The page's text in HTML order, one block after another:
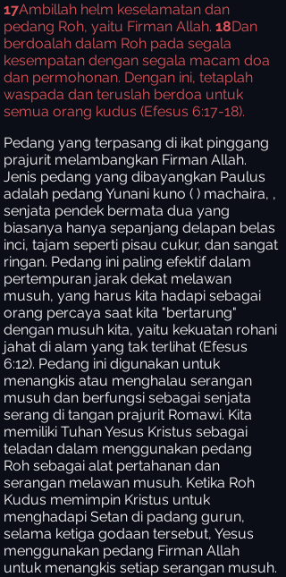
17Ambillah helm keselamatan dan
pedang Roh, yaitu Firman Allah. 18Dan
berdoalah dalam Roh pada segala
kesempatan dengan segala macam doa
dan permohonan. Dengan ini, tetaplah
waspada dan teruslah berdoa untuk
semua orang kudus (Efesus 6:17-18).
Pedang yang terpasang di ikat pinggang
prajurit melambangkan Firman Allah.
Jenis pedang yang dibayangkan Paulus
adalah pedang Yunani kuno ( ) machaira, ,
senjata pendek bermata dua yang
biasanya hanya sepanjang delapan belas
inci, tajam seperti pisau cukur, dan sangat
ringan. Pedang ini paling efektif dalam
pertempuran jarak dekat melawan
musuh, yang harus kita hadapi sebagai
orang percaya saat kita "bertarung"
dengan musuh kita, yaitu kekuatan rohani
jahat di alam yang tak terlihat (Efesus
6:12). Pedang ini digunakan untuk
menangkis atau menghalau serangan
musuh dan berfungsi sebagai senjata
serang di tangan prajurit Romawi. Kita
memiliki Tuhan Yesus Kristus sebagai
teladan dalam menggunakan pedang
Roh sebagai alat pertahanan dan
serangan melawan musuh. Ketika Roh
Kudus memimpin Kristus untuk
menghadapi Setan di padang gurun,
selama ketiga godaan tersebut, Yesus
menggunakan pedang Firman Allah
untuk menangkis setiap serangan musuh.